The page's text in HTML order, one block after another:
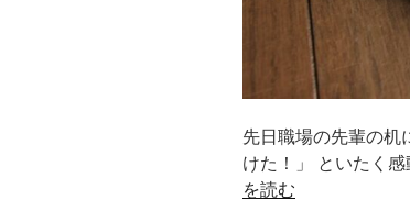
先日職場の先輩の机
けた！」 といたく
を読む